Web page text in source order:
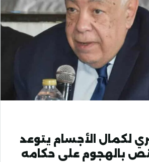
لكمال الأجسام يتوعد
بالهجوم على حكامه